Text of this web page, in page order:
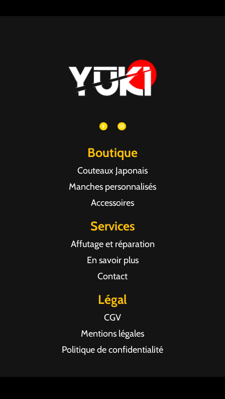
Boutique
Couteaux Japonais
Manches personnalisés
Accessoires
Services
Affutage et réparation
En savoir plus
Contact
Légal
CGV
Mentions légales
Politique de confidentialité